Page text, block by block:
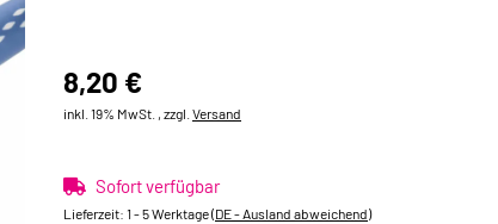
8,20 €
inkl. 19% MwSt. , zzgl. Versand
Sofort verfügbar
Lieferzeit: 1 - 5 Werktage(DE - Ausland abweichend)